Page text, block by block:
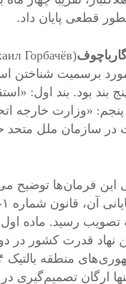
قطعی پایان داد.
برسمیت شناختن
بند بود. بند اول:
«وزارت خارجه
سازمان ملل متحد
تصویب رسید. ماده
ارگان